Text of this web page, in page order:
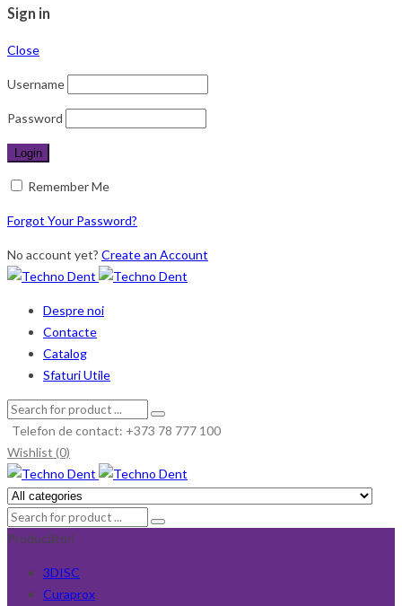
Sign in
Close
Username
Password
Remember Me
Forgot Your Password?
No account yet? Create an Account
Despre noi
Contacte
Catalog
Sfaturi Utile
Telefon de contact: +373 78 777 100
Wishlist (0)
Producători
3DISC
Curaprox